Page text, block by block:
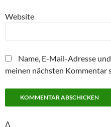
Website
Name, E-Mail-Adresse
meinen nächsten Kommentar
Δ